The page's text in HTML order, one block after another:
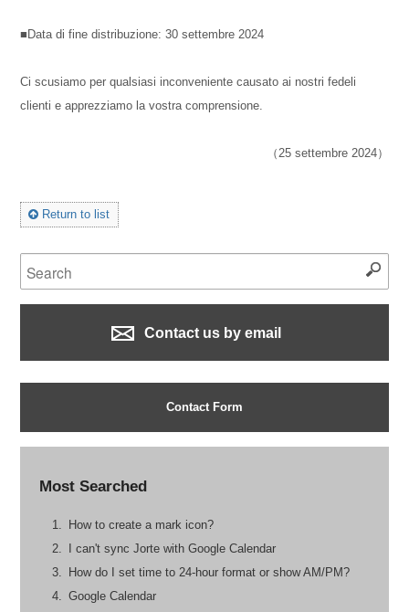
■Data di fine distribuzione: 30 settembre 2024
Ci scusiamo per qualsiasi inconveniente causato ai nostri fedeli
clienti e apprezziamo la vostra comprensione.
（25 settembre 2024）
Return to list
Contact us by email
Contact Form
Most Searched
How to create a mark icon?
I can't sync Jorte with Google Calendar
How do I set time to 24-hour format or show AM/PM?
Google Calendar